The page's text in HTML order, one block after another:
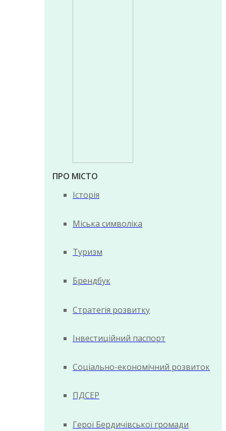
ПРО МІСТО
Історія
Міська символіка
Туризм
Брендбук
Стратегія розвитку
Інвестиційний паспорт
Соціально-економічний розвиток
ПДСЕР
Герої Бердичівської громади